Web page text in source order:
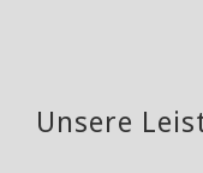
Unsere